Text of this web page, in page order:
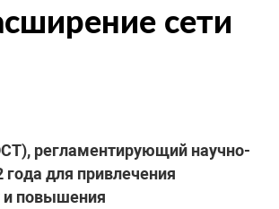
сети
регламентирующий научно-
для привлечения
и повышения